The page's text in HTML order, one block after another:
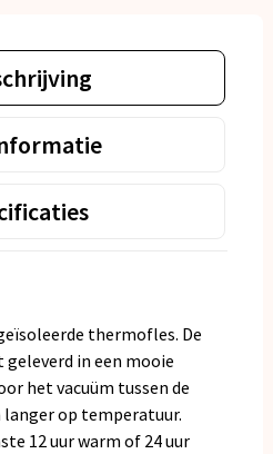
thermofles. De
in een mooie
het vacuüm tussen de
op temperatuur.
12 uur warm of 24 uur